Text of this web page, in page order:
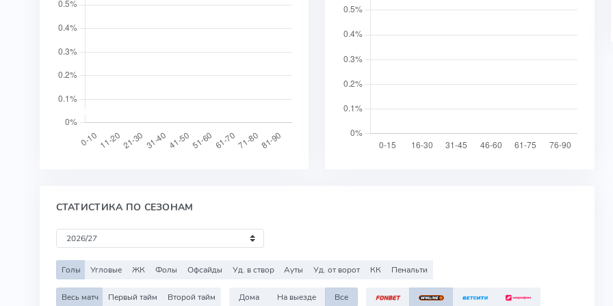
СТАТИСТИКА ПО СЕЗОНАМ
Голы Угловые ЖК Фолы Офсайды Уд. в створ Ауты Уд. от ворот КК Пенальти
Весь матч Первый тайм Второй тайм Дома На выезде Все